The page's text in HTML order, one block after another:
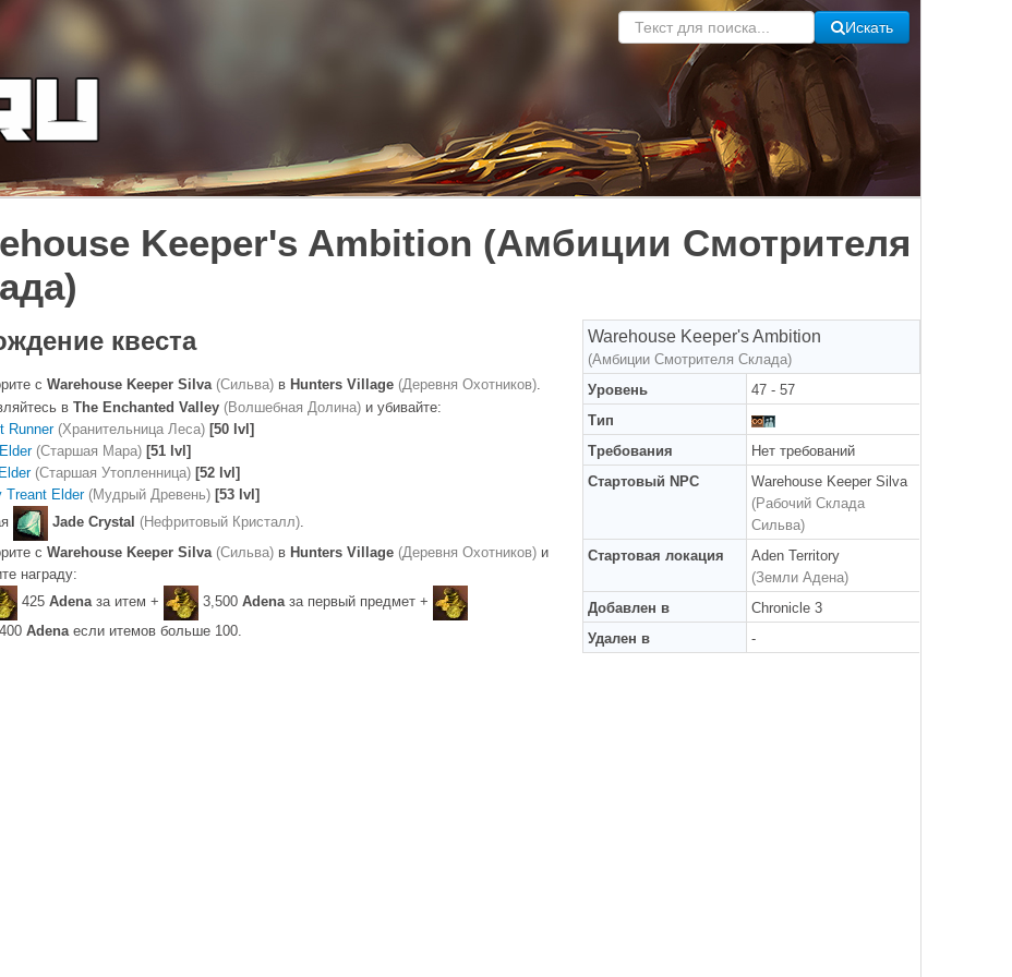
Искать
Keeper's Ambition (Амбиции Смотрителя
Warehouse Keeper's Ambition
(Амбиции Смотрителя Склада)
Уровень
47 - 57
Тип
Требования
Нет требований
Стартовый NPC
Warehouse Keeper Silva
(Рабочий Склада
Сильва)
Стартовая локация
Aden Territory
(Земли Адена)
Добавлен в
Chronicle 3
Удален в
-
квеста
с Warehouse Keeper Silva (Сильва) в Hunters Village (Деревня Охотников).
в The Enchanted Valley (Волшебная Долина) и убивайте:
Runner (Хранительница Леса) [50 lvl]
(Старшая Мара) [51 lvl]
(Старшая Утопленница) [52 lvl]
Treant Elder (Мудрый Древень) [53 lvl]
Jade Crystal (Нефритовый Кристалл).
с Warehouse Keeper Silva (Сильва) в Hunters Village (Деревня Охотников) и
награду:
425 Adenaза итем + 3,500 Adenaза первый предмет +
Adenaесли итемов больше 100.